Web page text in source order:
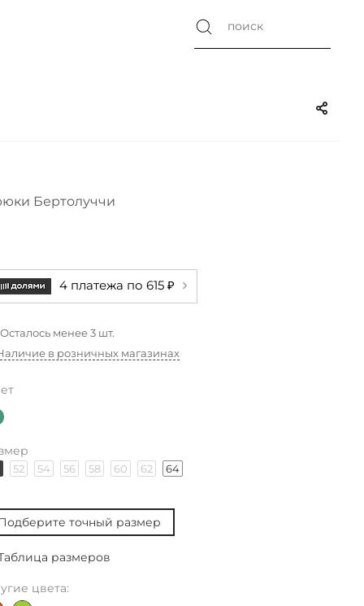
Бертолуччи
4 платежа по 615 ₽
Осталось менее 3 шт.
в розничных магазинах
52 54 56 58 60 62 64
точный размер
размеров
цвета: